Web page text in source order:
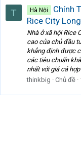
T Hà Nội
Chính
Rice City
Nhà ở xã hội Rice
cao của chủ đầu
khẳng định được
các tiêu chuẩn
nhất với giá cả
thinkbig
Chủ đề